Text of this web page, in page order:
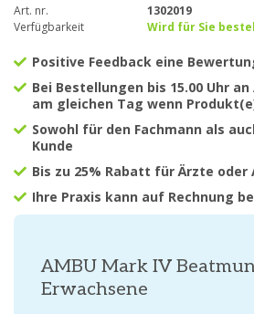
Art. nr.
1302019
Verfügbarkeit
Wird für Sie
Positive Feedback eine
Bei Bestellungen bis 15.00 Uhr
am gleichen Tag wenn
Sowohl für den Fachmann als
Kunde
Bis zu 25% Rabatt für Ärzte
Ihre Praxis kann auf Rechnung
AMBU Mark IV
Erwachsene